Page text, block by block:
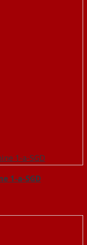
1-a-SGD